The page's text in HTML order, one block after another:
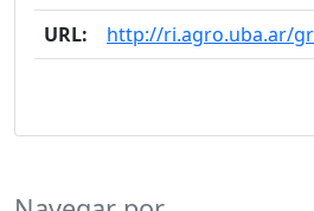
URL:
http://ri.agro.uba.ar/